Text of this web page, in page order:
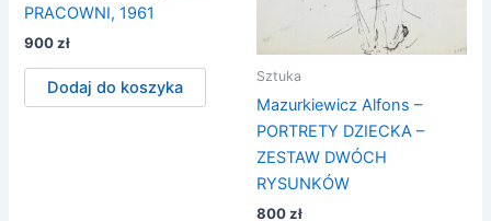
PRACOWNI, 1961
900zł
Dodaj do koszyka
Sztuka
Mazurkiewicz Alfons –
PORTRETY DZIECKA –
ZESTAW DWÓCH
RYSUNKÓW
800zł